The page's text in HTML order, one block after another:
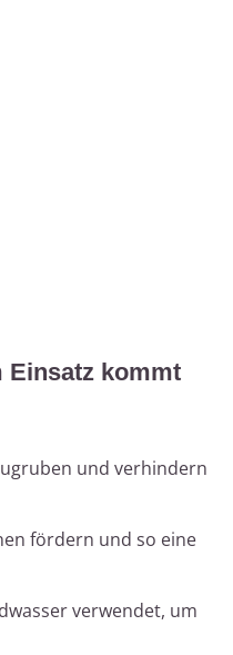
Einsatz kommt
und verhindern
fördern und so eine
verwendet, um